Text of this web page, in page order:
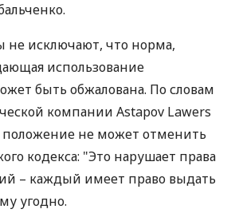
не исключают, что норма,
использование
быть обжалована. По словам
компании Astapov Lawers
положение не может отменить
кодекса: "Это нарушает права
– каждый имеет право выдать
угодно.